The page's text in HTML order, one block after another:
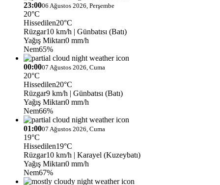
23:0006 Ağustos 2026, Perşembe
20°C
Hissedilen20°C
Rüzgar10 km/h | Günbatısı (Batı)
Yağış Miktarı0 mm/h
Nem65%
00:0007 Ağustos 2026, Cuma
20°C
Hissedilen20°C
Rüzgar9 km/h | Günbatısı (Batı)
Yağış Miktarı0 mm/h
Nem66%
01:0007 Ağustos 2026, Cuma
19°C
Hissedilen19°C
Rüzgar10 km/h | Karayel (Kuzeybatı)
Yağış Miktarı0 mm/h
Nem67%